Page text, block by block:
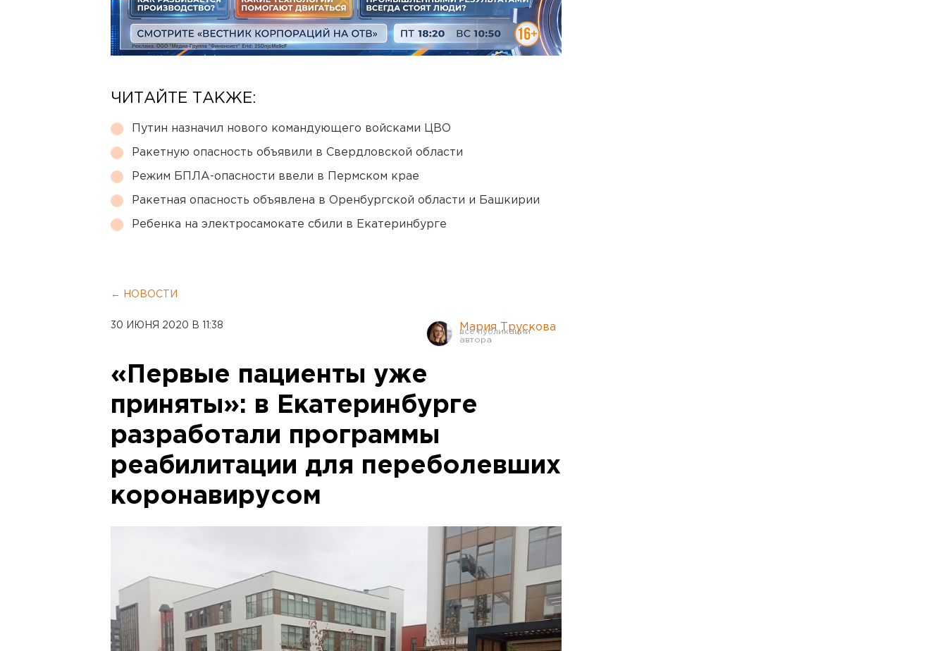
ЧИТАЙТЕ ТАКЖЕ:
Путин назначил нового командующего войсками ЦВО
Ракетную опасность объявили в Свердловской области
Режим БПЛА-опасности ввели в Пермском крае
Ракетная опасность объявлена в Оренбургской области и Башкирии
Ребенка на электросамокате сбили в Екатеринбурге
← НОВОСТИ
30 ИЮНЯ 2020 В 11:38 Мария Трускова
«Первые пациенты уже
приняты»: в Екатеринбурге
разработали программы
реабилитации для переболевших
коронавирусом